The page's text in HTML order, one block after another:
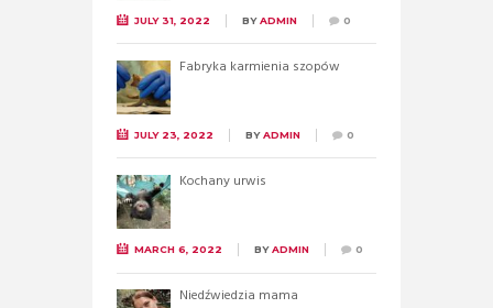
JULY 31, 2022 BYADMIN 0
Fabryka karmienia szopów
JULY 23, 2022 BYADMIN 0
Kochany urwis
MARCH 6, 2022 BYADMIN 0
Niedźwiedzia mama